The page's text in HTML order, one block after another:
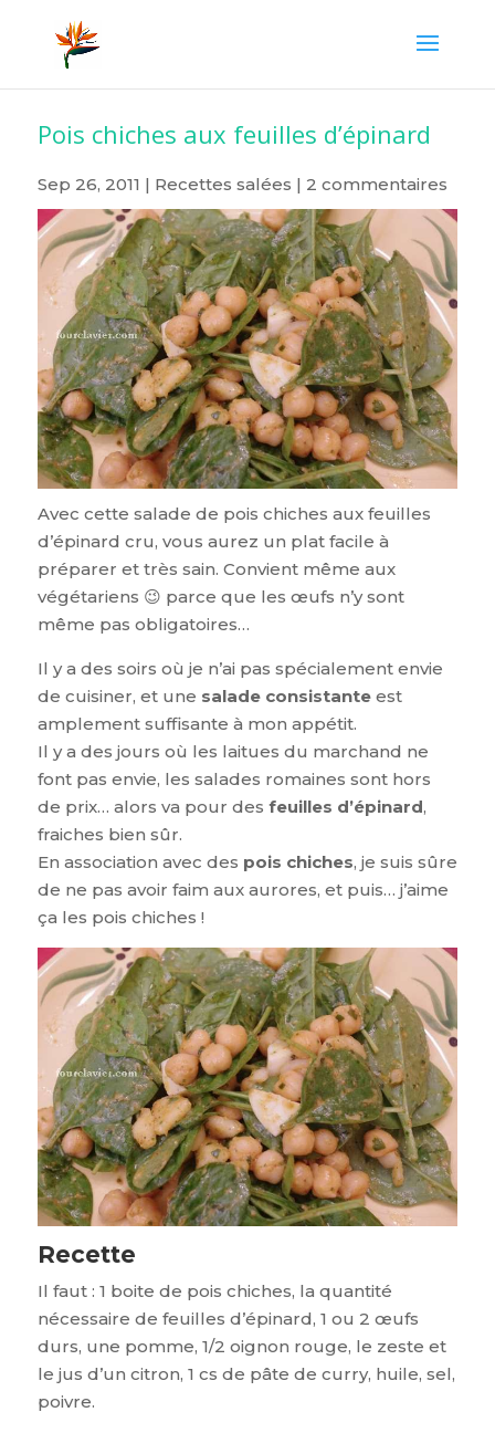
Pois chiches aux feuilles d’épinard
Sep 26, 2011 | Recettes salées | 2 commentaires
Avec cette salade de pois chiches aux feuilles
d’épinard cru, vous aurez un plat facile à
préparer et très sain. Convient même aux
végétariens 😉 parce que les œufs n’y sont
même pas obligatoires…
Il y a des soirs où je n’ai pas spécialement envie
de cuisiner, et une salade consistanteest
amplement suffisante à mon appétit.
Il y a des jours où les laitues du marchand ne
font pas envie, les salades romaines sont hors
de prix… alors va pour des feuilles d’épinard,
fraiches bien sûr.
En association avec des pois chiches, je suis sûre
de ne pas avoir faim aux aurores, et puis… j’aime
ça les pois chiches !
Recette
Il faut : 1 boite de pois chiches, la quantité
nécessaire de feuilles d’épinard, 1 ou 2 œufs
durs, une pomme, 1/2 oignon rouge, le zeste et
le jus d’un citron, 1 cs de pâte de curry, huile, sel,
poivre.